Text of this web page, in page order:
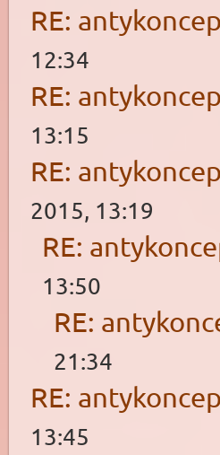
RE:
12:34
RE:
13:15
RE:
2015, 13:19
RE:
13:50
RE:
21:34
RE:
13:45